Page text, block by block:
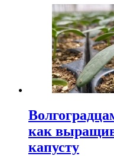
как
капусту